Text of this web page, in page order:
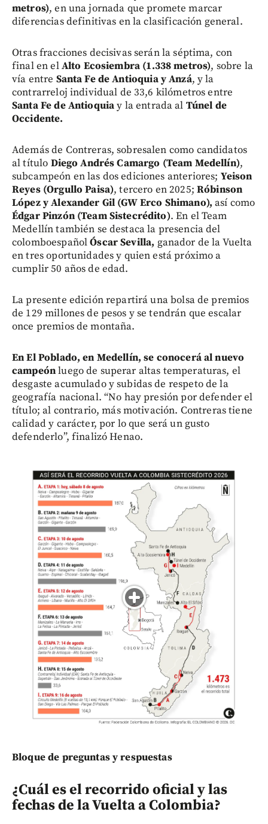
metros), en una jornada que promete marcar
diferencias definitivas en la clasificación general.
Otras fracciones decisivas serán la séptima, con
final en elAlto Ecosiembra (1.338 metros), sobre la
vía entre Santa Fe de Antioquia y Anzá, y la
contrarreloj individual de 33,6 kilómetros entre
Santa Fe de Antioquiay la entrada al Túnel de
Occidente.
Además de Contreras, sobresalen como candidatos
al título Diego Andrés Camargo (Team Medellín),
subcampeón en las dos ediciones anteriores; Yeison
Reyes (Orgullo Paisa), tercero en 2025; Róbinson
López y Alexander Gil (GW Erco Shimano), así como
Édgar Pinzón (Team Sistecrédito). En el Team
Medellín también se destaca la presencia del
colomboespañolÓscar Sevilla, ganador de la Vuelta
en tres oportunidades y quien está próximo a
cumplir 50 años de edad.
La presente edición repartirá una bolsa de premios
de 129 millones de pesos y se tendrán que escalar
once premios de montaña.
En El Poblado, en Medellín, se conocerá al nuevo
campeónluego de superar altas temperaturas, el
desgaste acumulado y subidas de respeto de la
geografía nacional. “No hay presión por defender el
título; al contrario, más motivación. Contreras tiene
calidad y carácter, por lo que será un gusto
defenderlo”, finalizó Henao.
Bloque de preguntas y respuestas
¿Cuál es el recorrido oficial y las
fechas de la Vuelta a Colombia?